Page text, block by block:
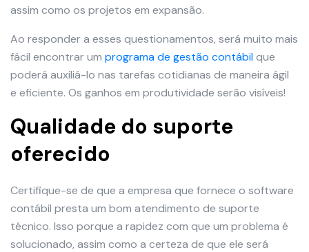
assim como os projetos em expansão.
Ao responder a esses questionamentos, será muito mais
fácil encontrar um programa de gestão contábilque
poderá auxiliá-lo nas tarefas cotidianas de maneira ágil
e eficiente. Os ganhos em produtividade serão visíveis!
Qualidade do suporte
oferecido
Certifique-se de que a empresa que fornece o software
contábil presta um bom atendimento de suporte
técnico. Isso porque a rapidez com que um problema é
solucionado, assim como a certeza de que ele será